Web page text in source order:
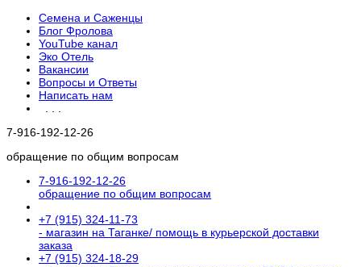
Семена и Саженцы
Блог Фролова
YouTube канал
Эко Отель
Вакансии
Вопросы и Ответы
Написать нам
7-916-192-12-26
обращение по общим вопросам
7-916-192-12-26
обращение по общим вопросам
+7 (915) 324-11-73
- магазин на Таганке/ помощь в курьерской доставки
заказа
+7 (915) 324-18-29